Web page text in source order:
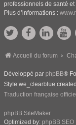
professionnels de santé
Plus d’informations :
Accueil du forum
Développé par phpBB®
Style we_clearblue
Traduction française
phpBB SiteMaker
Optimized by: phpBB SEO